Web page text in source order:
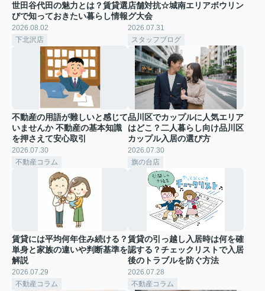
世田谷代田の魅力とは？賃貸選
びで知っておきたい暮らし情報
2026.08.02
下北沢店
店舗対抗☆城南エリアボウリン
グ大会
2026.07.31
スタッフブログ
不動産の用語が難しいと感じて
いませんか 不動産の基本知識
を押さえて安心取引
2026.07.30
不動産コラム
品川区でカップルに人気エリア
はどこ？二人暮らし向け品川区
カップル入居の選び方
2026.07.30
旗の台店
賃貸には平均何年住み続ける？
単身と家族の違いや判断基準を
解説
2026.07.29
不動産コラム
賃貸の引っ越し入居時は何を確
認する？チェックリストで入居
後のトラブルを防ぐ方法
2026.07.28
不動産コラム